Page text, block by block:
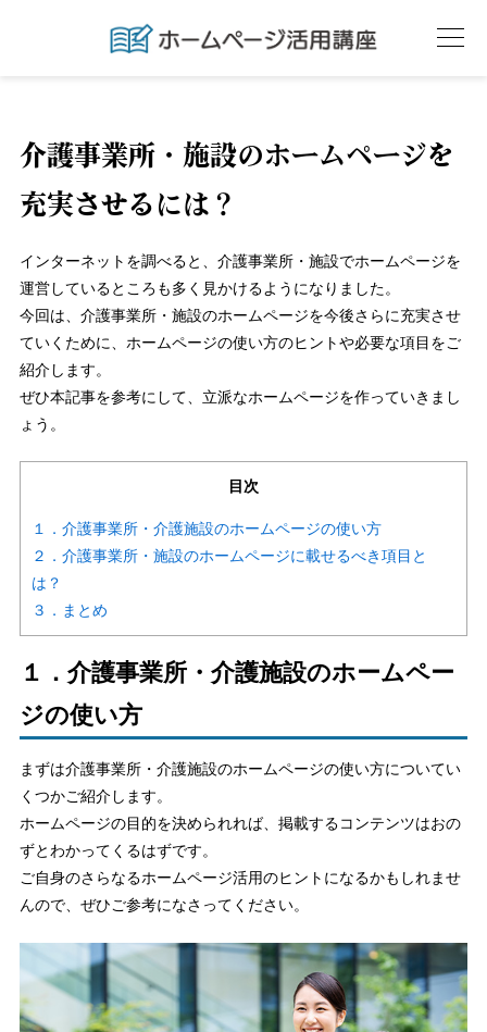
介護事業所・施設のホームページを
充実させるには？
インターネットを調べると、介護事業所・施設でホームページを
運営しているところも多く見かけるようになりました。
今回は、介護事業所・施設のホームページを今後さらに充実させ
ていくために、ホームページの使い方のヒントや必要な項目をご
紹介します。
ぜひ本記事を参考にして、立派なホームページを作っていきまし
ょう。
目次
１．介護事業所・介護施設のホームページの使い方
２．介護事業所・施設のホームページに載せるべき項目と
は？
３．まとめ
１．介護事業所・介護施設のホームペー
ジの使い方
まずは介護事業所・介護施設のホームページの使い方についてい
くつかご紹介します。
ホームページの目的を決められれば、掲載するコンテンツはおの
ずとわかってくるはずです。
ご自身のさらなるホームページ活用のヒントになるかもしれませ
んので、ぜひご参考になさってください。